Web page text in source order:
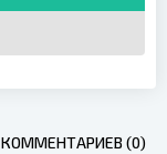
КОММЕНТАРИЕВ (0)